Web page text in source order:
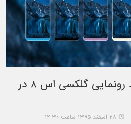
پوستر رسمی رویداد رونمایی گلکسی اس ۸ در
۲۸ اسفند ۱۳۹۵ ساعت ۱۲:۳۰